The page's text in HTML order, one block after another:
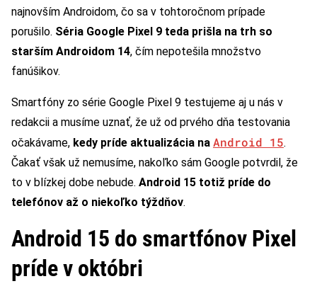
najnovším Androidom, čo sa v tohtoročnom prípade
porušilo. Séria Google Pixel 9 teda prišla na trh so
starším Androidom 14, čím nepotešila množstvo
fanúšikov.
Smartfóny zo série Google Pixel 9 testujeme aj u nás v
redakcii a musíme uznať, že už od prvého dňa testovania
očakávame, kedy príde aktualizácia na Android 15.
Čakať však už nemusíme, nakoľko sám Google potvrdil, že
to v blízkej dobe nebude. Android 15 totiž príde do
telefónov až o niekoľko týždňov.
Android 15 do smartfónov Pixel
príde v októbri